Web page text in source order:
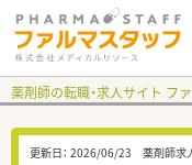
薬剤師の転職・求人サイト フ
更新日： 2026/06/23 薬剤師求